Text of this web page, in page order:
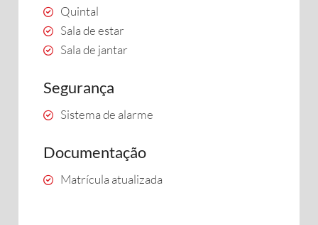
Quintal
Sala de estar
Sala de jantar
Segurança
Sistema de alarme
Documentação
Matrícula atualizada